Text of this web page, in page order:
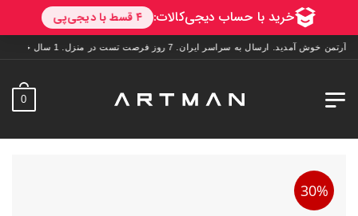
آمدید. ارسال به سراسر ایران. 7 روز فرصت تست در منزل. 1 سال خدمات پس از فروش.
0
30%